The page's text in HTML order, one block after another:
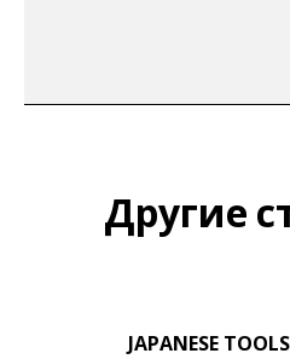
Другие
JAPANESE TOOLS